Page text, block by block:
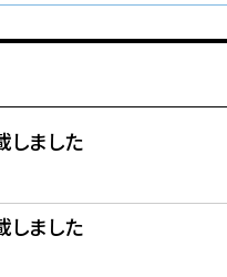
しました
しました